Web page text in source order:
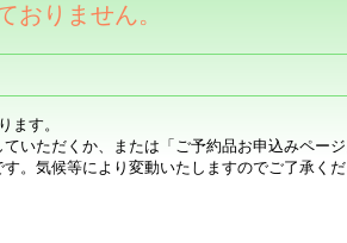
おりません。
ます。
ていただくか、または「ご予約品お申込みペー
。気候等により変動いたしますのでご了承くだ